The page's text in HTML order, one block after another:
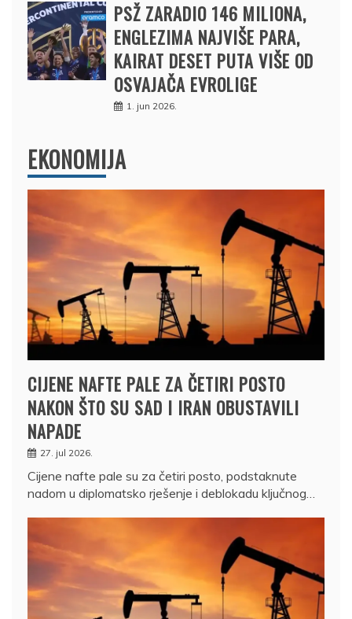
PSŽ ZARADIO 146 MILIONA,
ENGLEZIMA NAJVIŠE PARA,
KAIRAT DESET PUTA VIŠE OD
OSVAJAČA EVROLIGE
1. jun 2026.
EKONOMIJA
CIJENE NAFTE PALE ZA ČETIRI POSTO
NAKON ŠTO SU SAD I IRAN OBUSTAVILI
NAPADE
27. jul 2026.
Cijene nafte pale su za četiri posto, podstaknute
nadom u diplomatsko rješenje i deblokadu ključnog…